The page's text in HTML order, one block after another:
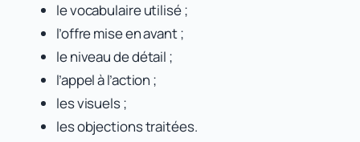
le vocabulaire utilisé ;
l’offre mise en avant ;
le niveau de détail ;
l’appel à l’action ;
les visuels ;
les objections traitées.